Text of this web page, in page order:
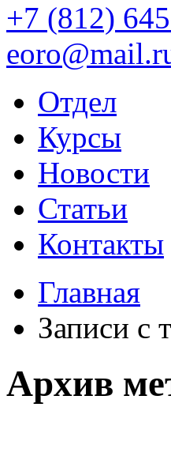
+7 (812)
Отдел
Курсы
Новости
Статьи
Контакты
Главная
Записи с
Архив